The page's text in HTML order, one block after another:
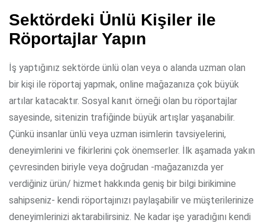
Sektördeki Ünlü Kişiler ile
Röportajlar Yapın
İş yaptığınız sektörde ünlü olan veya o alanda uzman olan
bir kişi ile röportaj yapmak, online mağazanıza çok büyük
artılar katacaktır. Sosyal kanıt örneği olan bu röportajlar
sayesinde, sitenizin trafiğinde büyük artışlar yaşanabilir.
Çünkü insanlar ünlü veya uzman isimlerin tavsiyelerini,
deneyimlerini ve fikirlerini çok önemserler. İlk aşamada yakın
çevresinden biriyle veya doğrudan -mağazanızda yer
verdiğiniz ürün/ hizmet hakkında geniş bir bilgi birikimine
sahipseniz- kendi röportajınızı paylaşabilir ve müşterilerinize
deneyimlerinizi aktarabilirsiniz. Ne kadar işe yaradığını kendi